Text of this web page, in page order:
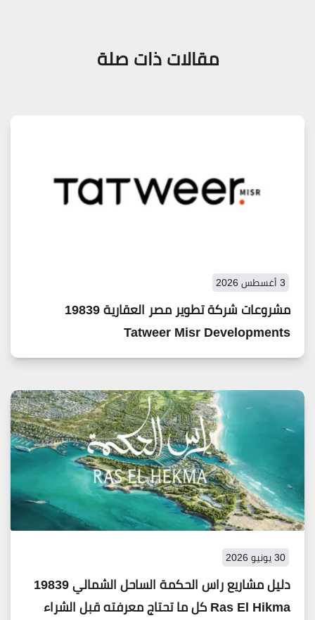
مقالات ذات صلة
3 أغسطس 2026
مشروعات شركة تطوير مصر العقارية 19839
Tatweer Misr Developments
30 يونيو 2026
دليل مشاريع راس الحكمة الساحل الشمالي 19839
Ras El Hikma كل ما تحتاج معرفته قبل الشراء